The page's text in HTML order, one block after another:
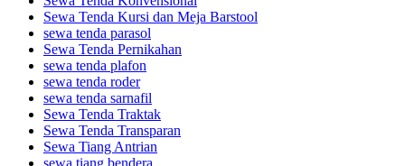
Sewa Tenda Kursi dan Meja Barstool
sewa tenda parasol
Sewa Tenda Pernikahan
sewa tenda plafon
sewa tenda roder
sewa tenda sarnafil
Sewa Tenda Traktak
Sewa Tenda Transparan
Sewa Tiang Antrian
sewa tiang bendera